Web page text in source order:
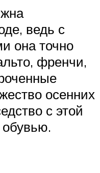
ведь с
она точно
френчи,
осенних
с этой
обувью.